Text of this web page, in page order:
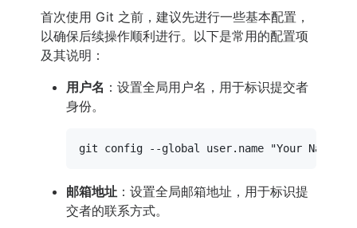
首次使用 Git 之前，建议先进行一些基本配置，
以确保后续操作顺利进行。以下是常用的配置项
及其说明：
用户名 ：设置全局用户名，用于标识提交者
身份。
git config --global user.name "Your Name"
邮箱地址 ：设置全局邮箱地址，用于标识提
交者的联系方式。